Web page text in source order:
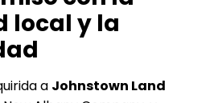
local y la
a Johnstown Land